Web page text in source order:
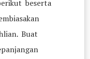
beserta
Buat